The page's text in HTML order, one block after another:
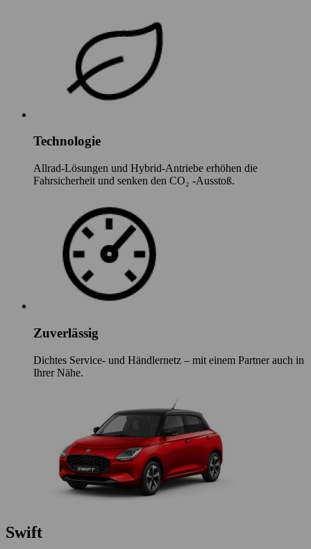
Technologie
Allrad-Lösungen und Hybrid-Antriebe erhöhen die
Fahrsicherheit und senken den CO₂ -Ausstoß.
Zuverlässig
Dichtes Service- und Händlernetz – mit einem Partner auch in
Ihrer Nähe.
Swift